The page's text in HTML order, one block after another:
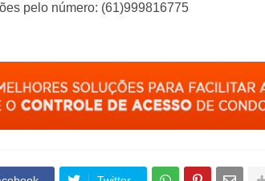
pelo número: (61)999816775